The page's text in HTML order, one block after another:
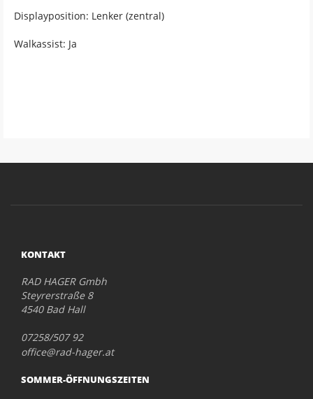
Displayposition: Lenker (zentral)
Walkassist: Ja
KONTAKT
RAD HAGER Gmbh
Steyrerstraße 8
4540 Bad Hall
07258/507 92
office@rad-hager.at
SOMMER-ÖFFNUNGSZEITEN